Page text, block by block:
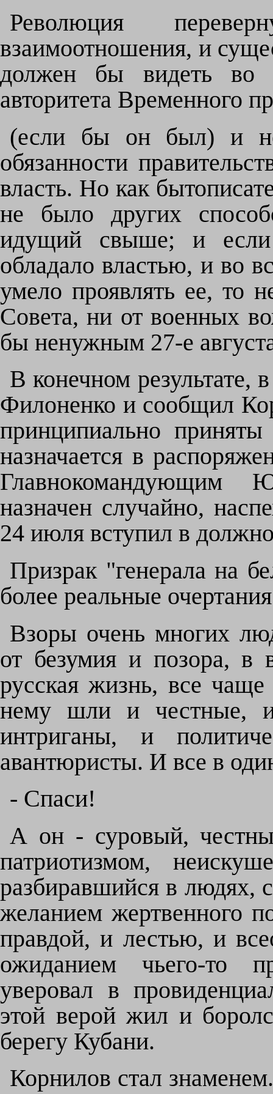
Революция
взаимоотношения, и
должен бы видеть во
авторитета Временного
(если бы он был) и
обязанности
власть. Но как
не было других
идущий свыше; и если
обладало властью, и во
умело проявлять ее, то
Совета, ни от военных
бы ненужным 27-е
В конечном результате,
Филоненко и сообщил
принципиально
назначается в
Главнокомандующим
назначен случайно,
24 июля вступил в
Призрак "генерала на
более реальные
Взоры очень многих
от безумия и позора, в
русская жизнь, все
нему шли и честные,
интриганы, и
авантюристы. И все в
- Спаси!
А он - суровый,
патриотизмом,
разбиравшийся в людях,
желанием жертвенного
правдой, и лестью, и
ожиданием чьего-то
уверовал в
этой верой жил и
берегу Кубани.
Корнилов стал